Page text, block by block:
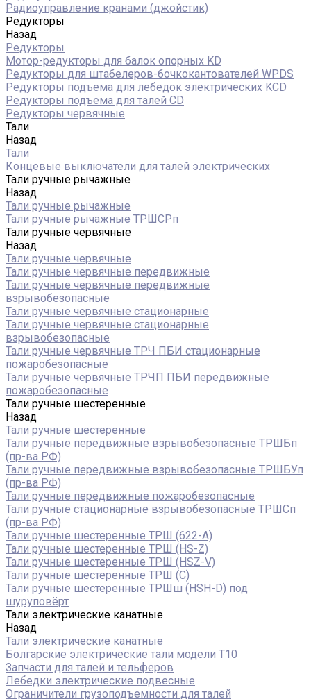
Радиоуправление кранами (джойстик)
Редукторы
Назад
Редукторы
Мотор-редукторы для балок опорных KD
Редукторы для штабелеров-бочкокантователей WPDS
Редукторы подъема для лебедок электрических KCD
Редукторы подъема для талей CD
Редукторы червячные
Тали
Назад
Тали
Концевые выключатели для талей электрических
Тали ручные рычажные
Назад
Тали ручные рычажные
Тали ручные рычажные ТРШСРп
Тали ручные червячные
Назад
Тали ручные червячные
Тали ручные червячные передвижные
Тали ручные червячные передвижные
взрывобезопасные
Тали ручные червячные стационарные
Тали ручные червячные стационарные
взрывобезопасные
Тали ручные червячные ТРЧ ПБИ стационарные
пожаробезопасные
Тали ручные червячные ТРЧП ПБИ передвижные
пожаробезопасные
Тали ручные шестеренные
Назад
Тали ручные шестеренные
Тали ручные передвижные взрывобезопасные ТРШБп
(пр-ва РФ)
Тали ручные передвижные взрывобезопасные ТРШБУп
(пр-ва РФ)
Тали ручные передвижные пожаробезопасные
Тали ручные стационарные взрывобезопасные ТРШСп
(пр-ва РФ)
Тали ручные шестеренные ТРШ (622-A)
Тали ручные шестеренные ТРШ (HS-Z)
Тали ручные шестеренные ТРШ (HSZ-V)
Тали ручные шестеренные ТРШ (С)
Тали ручные шестеренные ТРШш (HSH-D) под
шуруповёрт
Тали электрические канатные
Назад
Тали электрические канатные
Болгарские электрические тали модели T10
Запчасти для талей и тельферов
Лебедки электрические подвесные
Ограничители грузоподъемности для талей